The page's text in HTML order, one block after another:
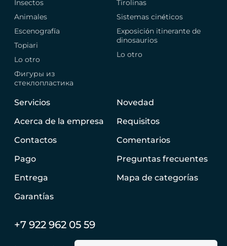
Insectos
Animales
Escenografía
Topiari
Lo otro
Фигуры из
стеклопластика
Tirolinas
Sistemas cinéticos
Exposición itinerante de
dinosaurios
Lo otro
Servicios
Acerca de la empresa
Contactos
Pago
Entrega
Garantías
Novedad
Requisitos
Comentarios
Preguntas frecuentes
Mapa de categorías
+7 922 962 05 59